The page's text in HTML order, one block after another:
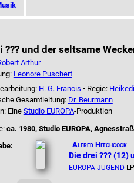
??? und der seltsame
Arthur
Leonore Puschert
H. G. Francis • Regie:
Gesamtleitung: Dr. Beurmann
Eine Studio EUROPA-Produktion
ca. 1980, Studio EUROPA,
Alfred Hitchcock
Die drei ??? (12)
EUROPA JUGEND